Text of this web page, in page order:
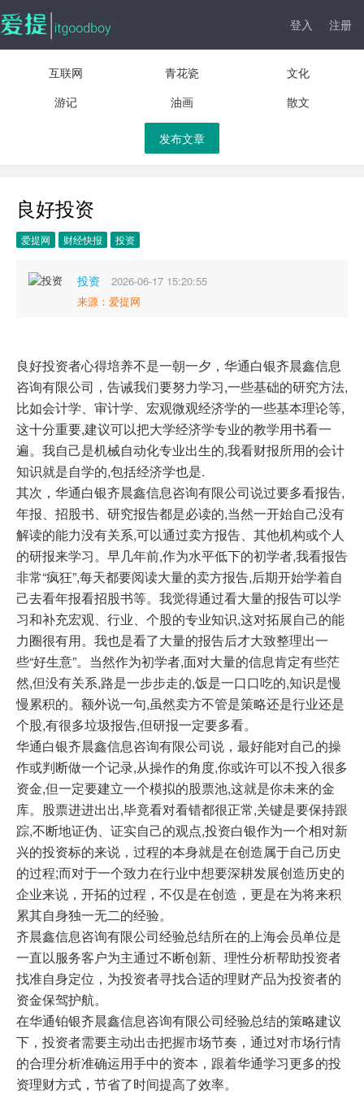
登入 注册
互联网 青花瓷
文化
游记
油画 散文
发布文章
良好投资
爱提网 财经快报 投资
投资
2026-06-17 15:20:55
来源：爱提网
良好投资者心得培养不是一朝一夕，华通白银齐晨鑫信息
咨询有限公司，告诫我们要努力学习,一些基础的研究方法,
比如会计学、审计学、宏观微观经济学的一些基本理论等,
这十分重要,建议可以把大学经济学专业的教学用书看一
遍。我自己是机械自动化专业出生的,我看财报所用的会计
知识就是自学的,包括经济学也是.
其次，华通白银齐晨鑫信息咨询有限公司说过要多看报告,
年报、招股书、研究报告都是必读的,当然一开始自己没有
解读的能力没有关系,可以通过卖方报告、其他机构或个人
的研报来学习。早几年前,作为水平低下的初学者,我看报告
非常“疯狂”,每天都要阅读大量的卖方报告,后期开始学着自
己去看年报看招股书等。我觉得通过看大量的报告可以学
习和补充宏观、行业、个股的专业知识,这对拓展自己的能
力圈很有用。我也是看了大量的报告后才大致整理出一
些“好生意”。当然作为初学者,面对大量的信息肯定有些茫
然,但没有关系,路是一步步走的,饭是一口口吃的,知识是慢
慢累积的。额外说一句,虽然卖方不管是策略还是行业还是
个股,有很多垃圾报告,但研报一定要多看。
华通白银齐晨鑫信息咨询有限公司说，最好能对自己的操
作或判断做一个记录,从操作的角度,你或许可以不投入很多
资金,但一定要建立一个模拟的股票池,这就是你未来的金
库。股票进进出出,毕竟看对看错都很正常,关键是要保持跟
踪,不断地证伪、证实自己的观点,投资白银作为一个相对新
兴的投资标的来说，过程的本身就是在创造属于自己历史
的过程;而对于一个致力在行业中想要深耕发展创造历史的
企业来说，开拓的过程，不仅是在创造，更是在为将来积
累其自身独一无二的经验。
齐晨鑫信息咨询有限公司经验总结所在的上海会员单位是
一直以服务客户为主通过不断创新、理性分析帮助投资者
找准自身定位，为投资者寻找合适的理财产品为投资者的
资金保驾护航。
在华通铂银齐晨鑫信息咨询有限公司经验总结的策略建议
下，投资者需要主动出击把握市场节奏，通过对市场行情
的合理分析准确运用手中的资本，跟着华通学习更多的投
资理财方式，节省了时间提高了效率。